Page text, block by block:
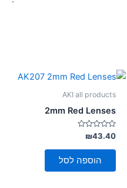
AKI all products
2mm Red Lenses
דורג
0
מתוך
₪43.40
הוספה לסל